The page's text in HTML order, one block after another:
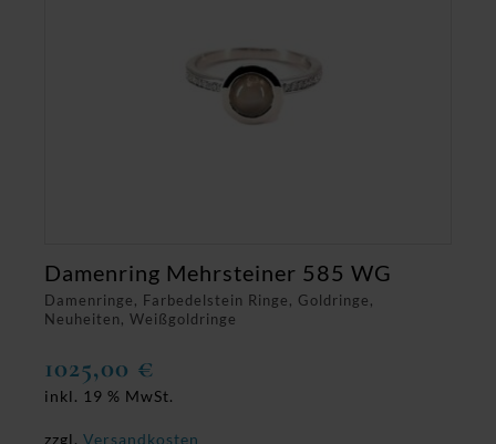
Damenringe, Farbedelstein Ringe, Goldringe,
Neuheiten, Weißgoldringe
Damenring Mehrsteiner 585 WG
1025,00 €
inkl. 19 % MwSt.
zzgl. Versandkosten